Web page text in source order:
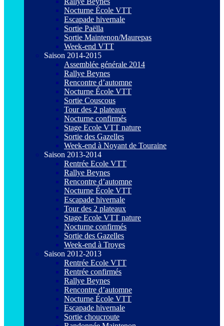
Nocturne École VTT
Escapade hivernale
Sortie Paëlla
Sortie Maintenon/Maurepas
Week-end VTT
Saison 2014-2015
Assemblée générale 2014
Rallye Beynes
Rencontre d’automne
Nocturne École VTT
Sortie Couscous
Tour des 2 plateaux
Nocturne confirmés
Stage Ecole VTT nature
Sortie des Gazelles
Week-end à Noyant de Touraine
Saison 2013-2014
Rentrée Ecole VTT
Rallye Beynes
Rencontre d’automne
Nocturne École VTT
Escapade hivernale
Tour des 2 plateaux
Stage Ecole VTT nature
Nocturne confirmés
Sortie des Gazelles
Week-end à Troyes
Saison 2012-2013
Rentrée Ecole VTT
Rentrée confirmés
Rallye Beynes
Rencontre d’automne
Nocturne École VTT
Escapade hivernale
Sortie choucroute